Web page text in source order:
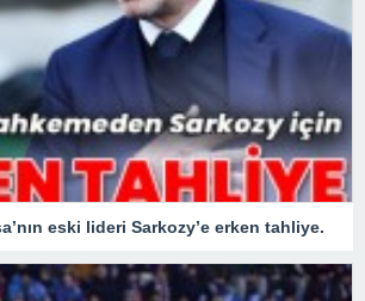
eski lideri Sarkozy’e erken tahliye.